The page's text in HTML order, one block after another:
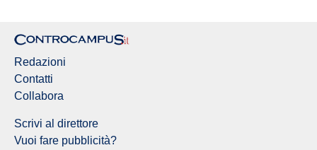
Redazioni
Contatti
Collabora
Scrivi al direttore
Vuoi fare pubblicità?